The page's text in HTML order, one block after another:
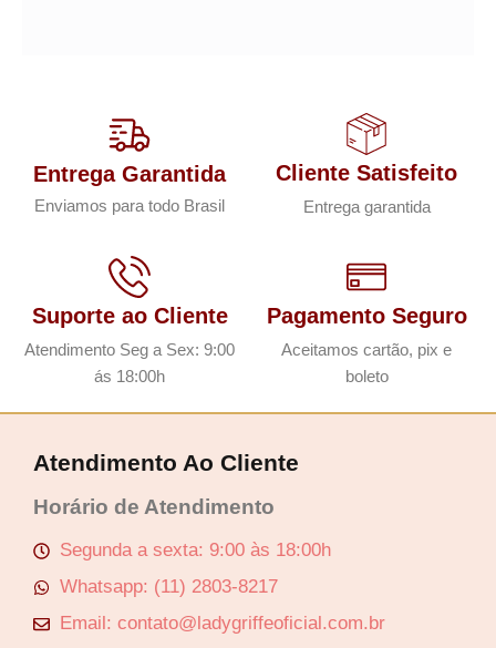
Entrega Garantida
Enviamos para todo Brasil
Cliente Satisfeito
Entrega garantida
Suporte ao Cliente
Atendimento Seg a Sex: 9:00
ás 18:00h
Pagamento Seguro
Aceitamos cartão, pix e
boleto
Atendimento Ao Cliente
Horário de Atendimento
Segunda a sexta: 9:00 às 18:00h
Whatsapp: (11) 2803-8217
Email: contato@ladygriffeoficial.com.br